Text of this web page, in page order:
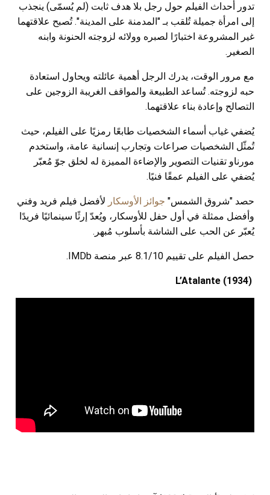
تدور أحداث الفيلم حول رجل بلا هدف ثابت (لم يُسمّى) ينجذب
إلى امرأة جميلة تُلقب بـ "المدمنة على المدينة". تُصبح علاقتهما
غير المشروعة اختبارًا لصبره وولائه لزوجته الحنونة وابنه
الصغير.
مع مرور الوقت، يدرك الرجل أهمية عائلته ويحاول استعادة
حبه لزوجته. تُساعد الطبيعة والمواقف الغريبة الزوجين على
التصالح وإعادة بناء علاقتهما.
يُضفي غياب أسماء الشخصيات طابعًا رمزيًا على الفيلم، حيث
تُمثّل الشخصيات صراعات وتجارب إنسانية عامة، واستخدم
مورناو تقنيات التصوير والإضاءة المميزة له لخلق جوّ مُعبّر
يُضفي على الفيلم عمقًا فنيًا.
حصد "شروق الشمس" جوائز الأوسكار لأفضل فيلم فريد وفني
وأفضل ممثلة في أول حفل للأوسكار، ويُعدّ إرثًا سينمائيًا فريدًا
يُعبّر عن الحب على الشاشة بأسلوب مُبهر.
حصل الفيلم على تقييم 8.1/10 عبر منصة IMDb.